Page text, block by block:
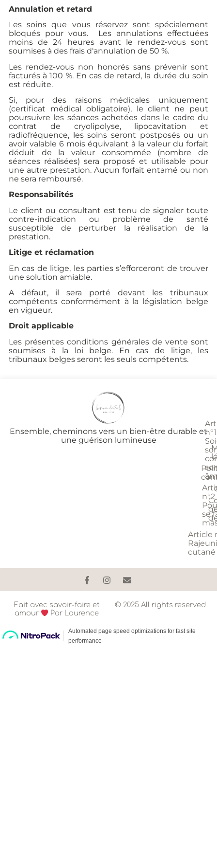
Annulation et retard
Les soins que vous réservez sont spécialement
bloqués pour vous. Les annulations effectuées
moins de 24 heures avant le rendez-vous sont
soumises à des frais d‘annulation de 50 %.
Les rendez-vous non honorés sans prévenir sont
facturés à 100 %. En cas de retard, la durée du soin
est réduite.
Si, pour des raisons médicales uniquement
(certificat médical obligatoire), le client ne peut
poursuivre les séances achetées dans le cadre du
contrat de cryolipolyse, lipocavitation et
radiofréquence, les soins seront postposés ou un
avoir valable 6 mois équivalant à la valeur du forfait
déduit de la valeur consommée (nombre de
séances réalisées) sera proposé et utilisable pour
une autre prestation. Aucun forfait entamé ou non
ne sera remboursé.
Responsabilités
Le client ou consultant est tenu de signaler toute
contre-indication ou problème de santé
susceptible de perturber la réalisation de la
prestation.
Litige et réclamation
En cas de litige, les parties s’efforceront de trouver
une solution amiable.
A défaut, il sera porté devant les tribunaux
compétents conformément à la législation belge
en vigueur.
Droit applicable
Les présentes conditions générales de vente sont
soumises à la loi belge. En cas de litige, les
tribunaux belges seront les seuls compétents.
Ensemble, cheminons vers un bien-être durable et
une guérison lumineuse
n°2
se
Article
cutané
Fait avec savoir-faire et
amour
Par Laurence
© 2025 All rights reserved